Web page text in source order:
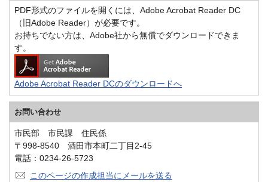
PDF形式のファイルを開くには、Adobe Acrobat Reader DC
（旧Adobe Reader）が必要です。
お持ちでない方は、Adobe社から無償でダウンロードできま
す。
Adobe Acrobat Reader DCのダウンロードへ
お問い合わせ
市民部 市民課 住民係
〒998-8540 酒田市本町二丁目2-45
電話：0234-26-5723
このページの作成担当にメールを送る